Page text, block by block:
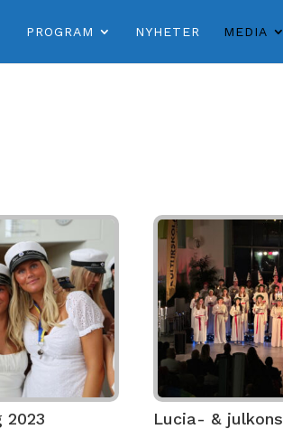
PROGRAM NYHETER MEDIA
2023 Lucia- &